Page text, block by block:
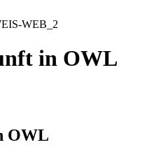
in OWL
OWL